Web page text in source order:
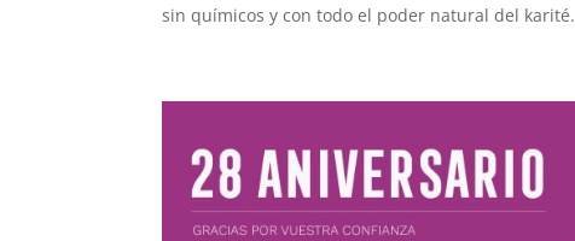
sin químicos y con todo el poder natural del karité.